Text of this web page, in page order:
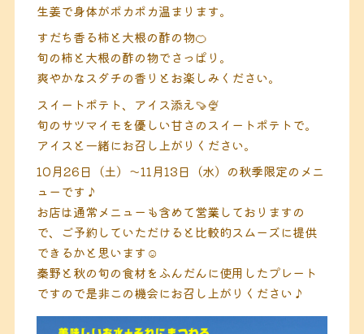
生姜で身体がポカポカ温まります。
すだち香る柿と大根の酢の物🍊
旬の柿と大根の酢の物でさっぱり。
爽やかなスダチの香りとお楽しみください。
スイートポテト、アイス添え🍠🍨
旬のサツマイモを優しい甘さのスイートポテトで。
アイスと一緒にお召し上がりください。
10月26日（土）〜11月13日（水）の秋季限定のメニ
ューです♪
お店は通常メニューも含めて営業しておりますの
で、ご予約していただけると比較的スムーズに提供
できるかと思います☺️
秦野と秋の旬の食材をふんだんに使用したプレート
ですので是非この機会にお召し上がりください♪